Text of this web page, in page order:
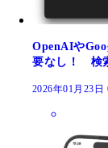
OpenAIや
要なし！ 検
2026年01月23日